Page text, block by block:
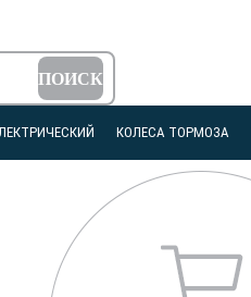
КОЛЕСА ТОРМОЗА